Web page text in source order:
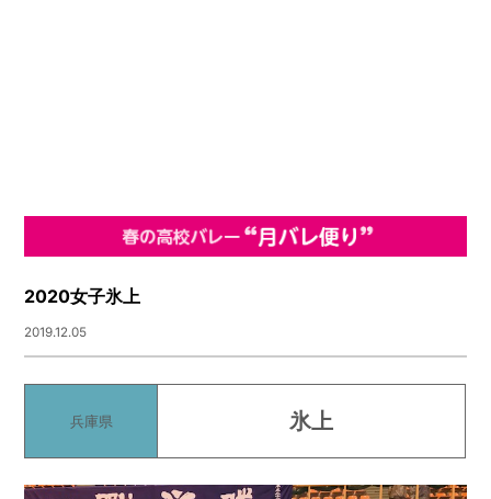
2020女子氷上
2019.12.05
兵庫県 氷上